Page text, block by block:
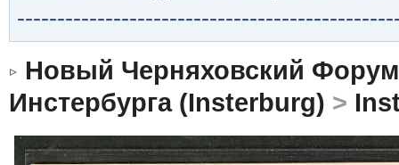
Новый Черняховский Форум
Инстербурга (Insterburg) >